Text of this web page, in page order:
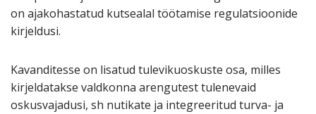
on ajakohastatud kutsealal töötamise regulatsioonide
kirjeldusi.
Kavanditesse on lisatud tulevikuoskuste osa, milles
kirjeldatakse valdkonna arengutest tulenevaid
oskusvajadusi, sh nutikate ja integreeritud turva- ja